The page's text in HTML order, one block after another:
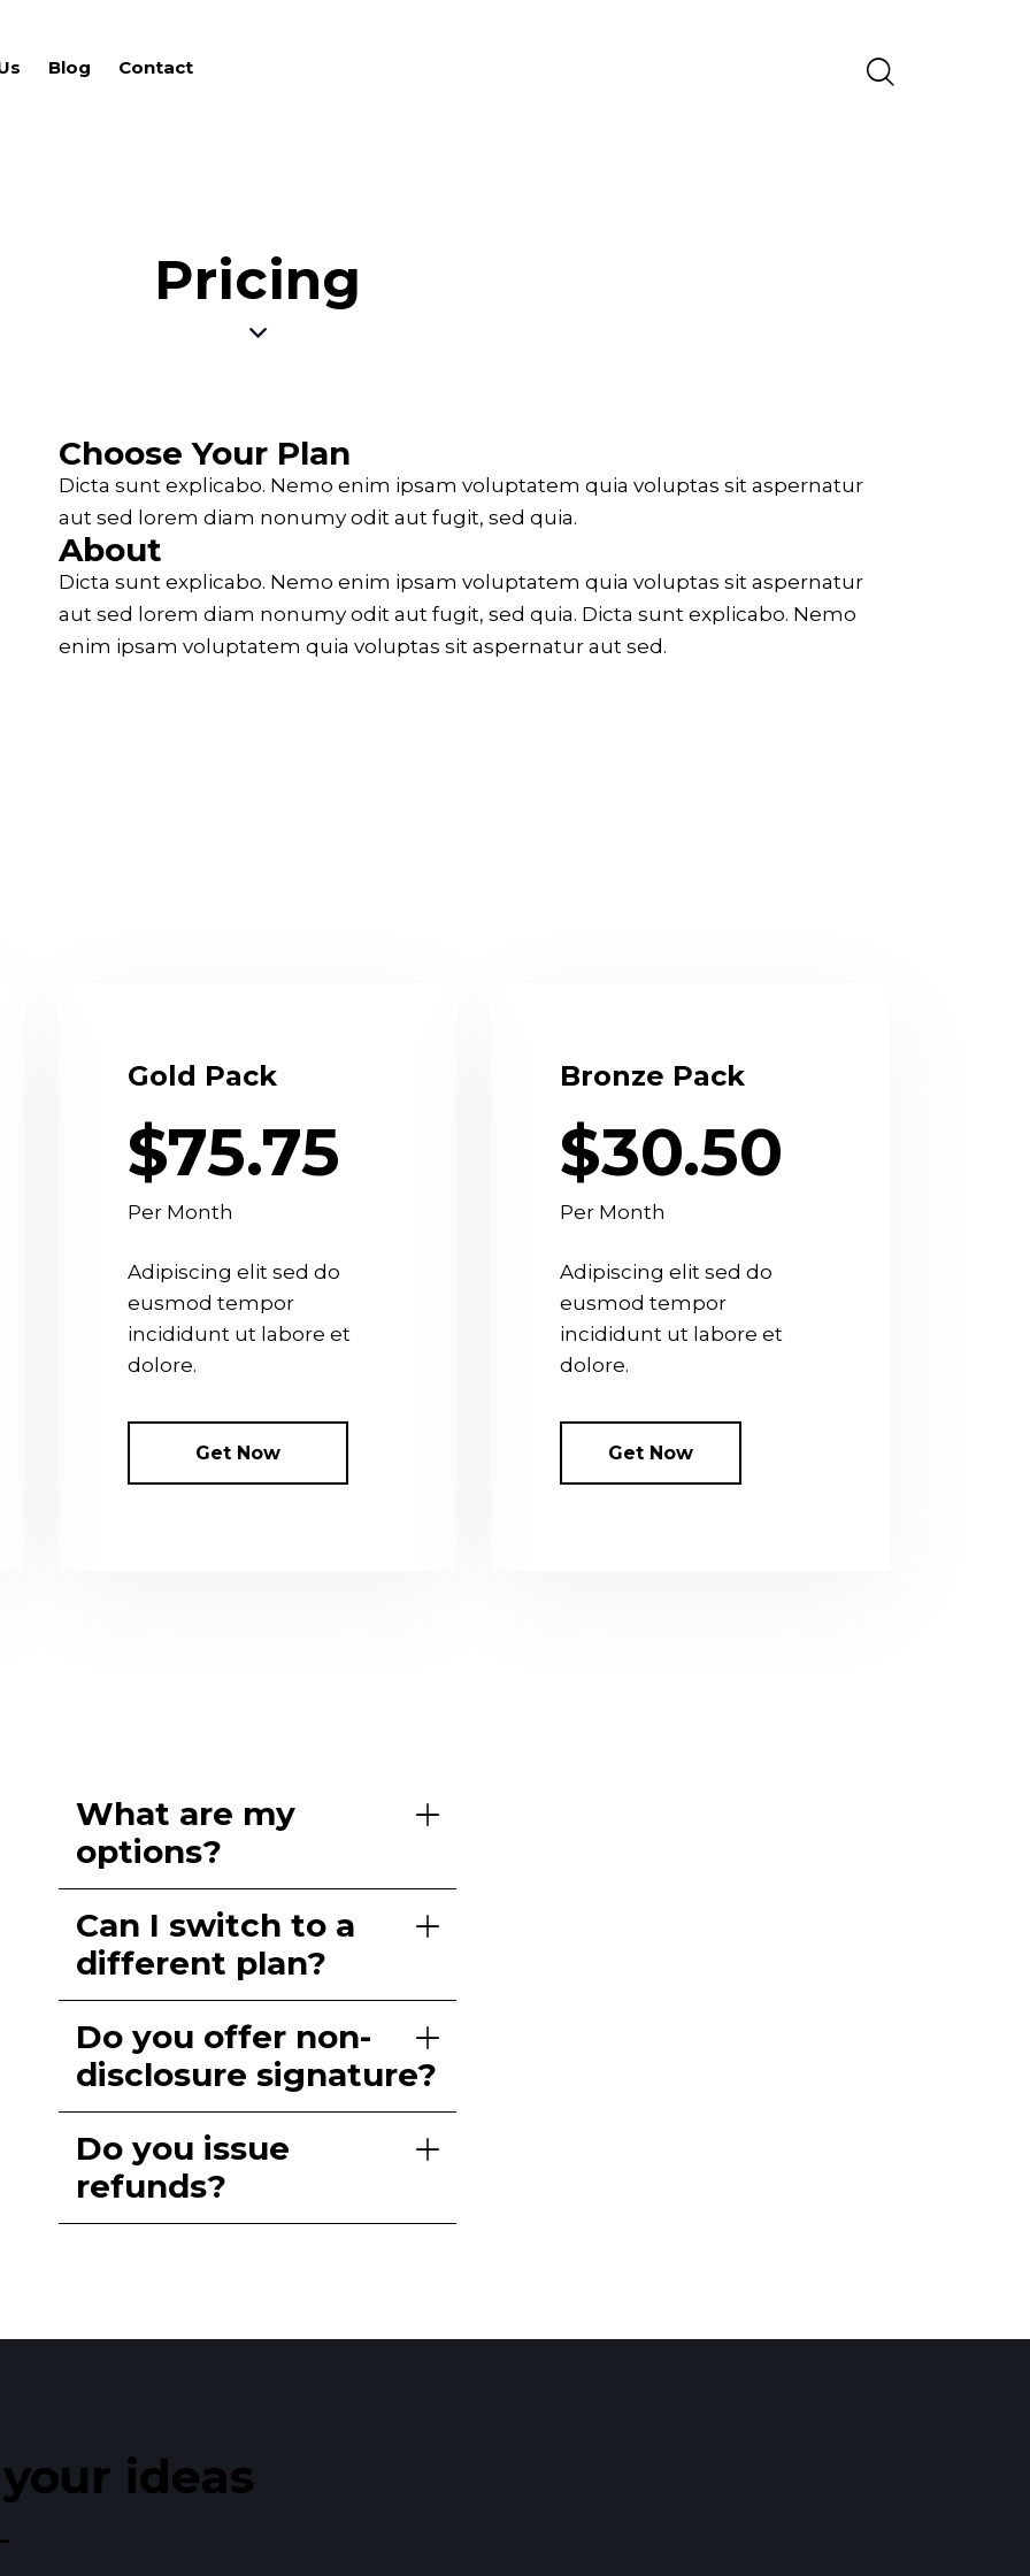
Blog Contact
Pricing
Choose Your Plan
Dicta sunt explicabo. Nemo enim ipsam voluptatem quia voluptas sit aspernatur
aut sed lorem diam nonumy odit aut fugit, sed quia.
About
Dicta sunt explicabo. Nemo enim ipsam voluptatem quia voluptas sit aspernatur
aut sed lorem diam nonumy odit aut fugit, sed quia. Dicta sunt explicabo. Nemo
enim ipsam voluptatem quia voluptas sit aspernatur aut sed.
Gold Pack
$75.75
Per Month
Adipiscing elit sed do
eusmod tempor
incididunt ut labore et
dolore.
Get Now
Bronze Pack
$30.50
Per Month
Adipiscing elit sed do
eusmod tempor
incididunt ut labore et
dolore.
Get Now
What are my
options?
Can I switch to a
different plan?
Do you offer non-
disclosure signature?
Do you issue
refunds?
ideas​